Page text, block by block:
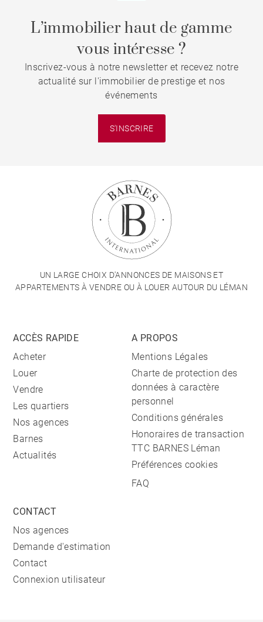
L’immobilier haut de gamme
vous intéresse ?
Inscrivez-vous à notre newsletter et recevez notre
actualité sur l'immobilier de prestige et nos
événements
S'INSCRIRE
UN LARGE CHOIX D'ANNONCES DE MAISONS ET
APPARTEMENTS À VENDRE OU À LOUER AUTOUR DU LÉMAN
ACCÈS RAPIDE
Acheter
Louer
Vendre
Les quartiers
Nos agences
Barnes
Actualités
A PROPOS
Mentions Légales
Charte de protection des
données à caractère
personnel
Conditions générales
Honoraires de transaction
TTC BARNES Léman
Préférences cookies
FAQ
CONTACT
Nos agences
Demande d'estimation
Contact
Connexion utilisateur